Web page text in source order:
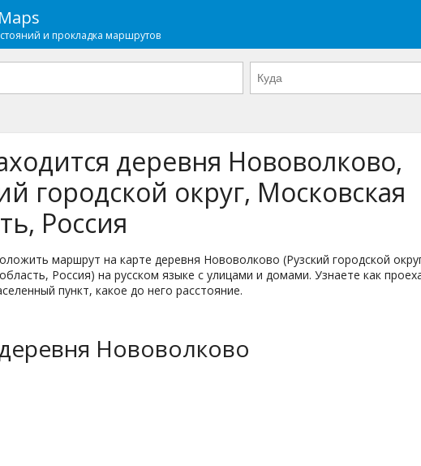
и прокладка маршрутов
деревня Нововолково,
городской округ, Московская
Россия
маршрут на карте деревня Нововолково (Рузский городской
Россия) на русском языке с улицами и домами. Узнаете как
пункт, какое до него расстояние.
Нововолково